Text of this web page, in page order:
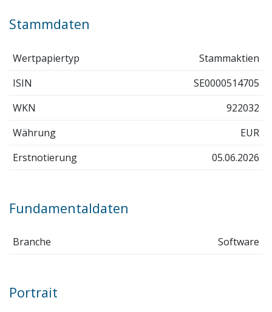
Stammdaten
Wertpapiertyp
Stammaktien
ISIN
SE0000514705
WKN
922032
Währung
EUR
Erstnotierung
05.06.2026
Fundamentaldaten
Branche Software
Portrait